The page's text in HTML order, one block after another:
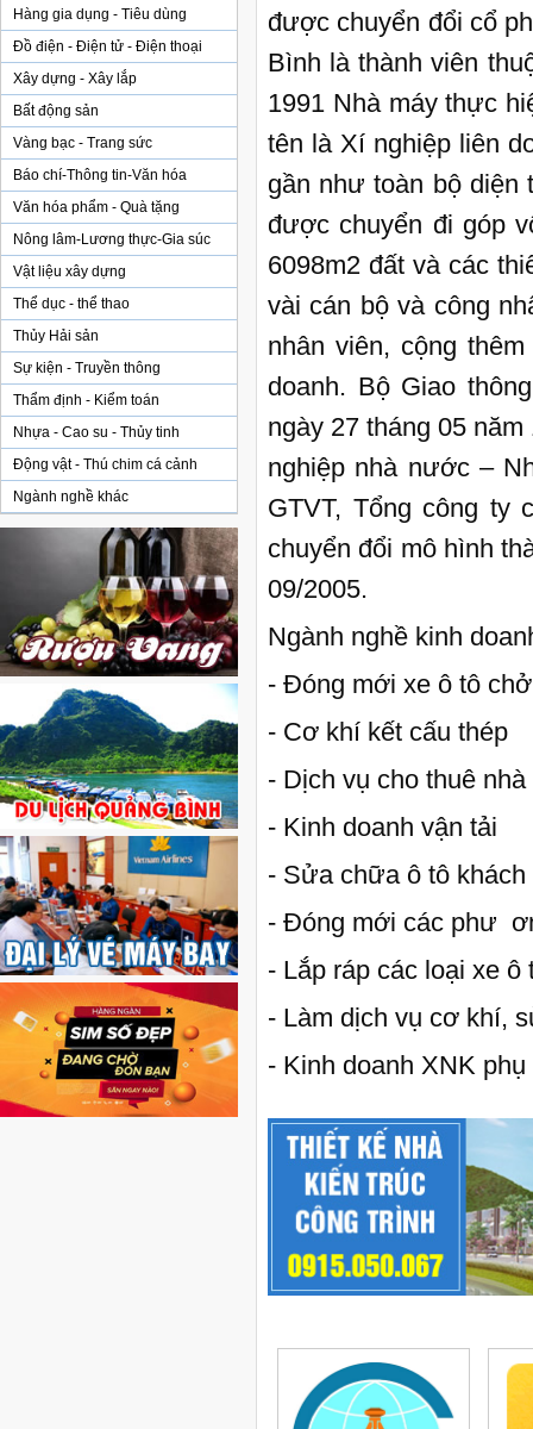
Hàng gia dụng - Tiêu dùng
Đồ điện - Điện tử - Điện thoại
Xây dựng - Xây lắp
Bất động sản
Vàng bạc - Trang sức
Báo chí-Thông tin-Văn hóa
Văn hóa phẩm - Quà tặng
Nông lâm-Lương thực-Gia súc
Vật liệu xây dựng
Thể dục - thể thao
Thủy Hải sản
Sự kiện - Truyền thông
Thẩm định - Kiểm toán
Nhựa - Cao su - Thủy tinh
Động vật - Thú chim cá cảnh
Ngành nghề khác
được chuyển đổi cổ
Bình là thành viên
1991 Nhà máy thực
tên là Xí nghiệp liên
gần như toàn bộ diện
được chuyển đi góp
6098m2 đất và các
vài cán bộ và công
nhân viên, cộng
doanh. Bộ Giao
ngày 27 tháng 05
nghiệp nhà nước –
GTVT, Tổng công ty
chuyển đổi mô hình
09/2005.
Ngành nghề kinh
- Đóng mới xe ô tô
- Cơ khí kết cấu thép
- Dịch vụ cho thuê
- Kinh doanh vận tải
- Sửa chữa ô tô khách
- Đóng mới các phư
- Lắp ráp các loại xe ô
- Làm dịch vụ cơ khí,
- Kinh doanh XNK